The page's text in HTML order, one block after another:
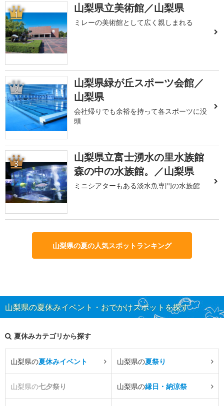
1 山梨県立美術館／山梨県
ミレーの美術館として広く親しまれる
2
山梨県緑が丘スポーツ会館／
山梨県
会社帰りでも余裕を持って各スポーツに没
頭
3
山梨県立富士湧水の里水族館
森の中の水族館。／山梨県
ミニシアターもある淡水魚専門の水族館
山梨県の夏の人気スポットランキング
山梨県の夏休みイベント・おでかけスポットを探す
夏休みカテゴリから探す
山梨県の夏休みイベント 山梨県の夏祭り
山梨県の七夕祭り 山梨県の縁日・納涼祭